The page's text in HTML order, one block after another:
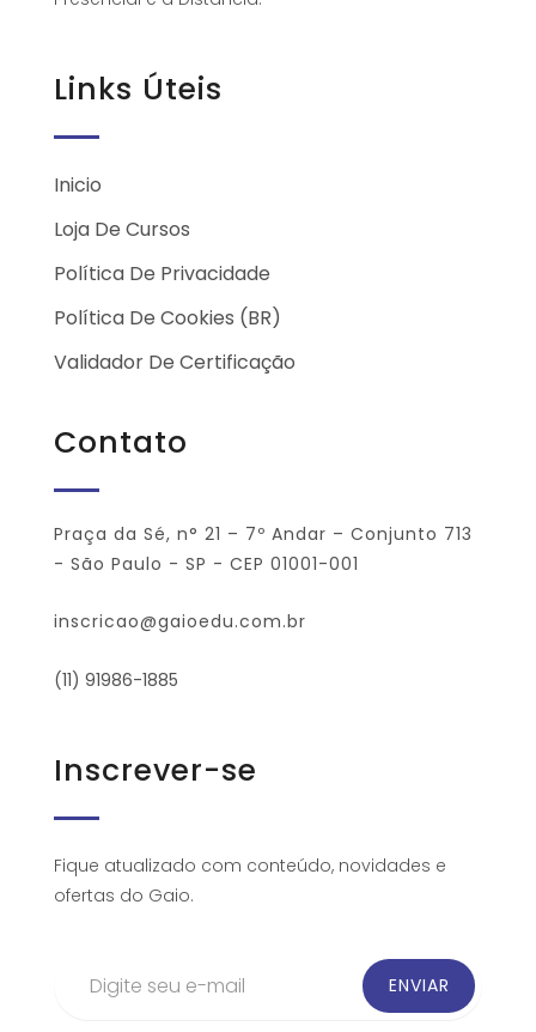
Links Úteis
Inicio
Loja De Cursos
Política De Privacidade
Política De Cookies (BR)
Validador De Certificação
Contato
Praça da Sé, n° 21 – 7º Andar – Conjunto 713
- São Paulo - SP - CEP 01001-001
inscricao@gaioedu.com.br
(11) 91986-1885
Inscrever-se
Fique atualizado com conteúdo, novidades e
ofertas do Gaio.